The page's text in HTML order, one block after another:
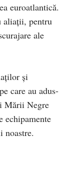
euroatlantică.
aliații, pentru
ale
și
care au adus-
Mării Negre
echipamente
noastre.